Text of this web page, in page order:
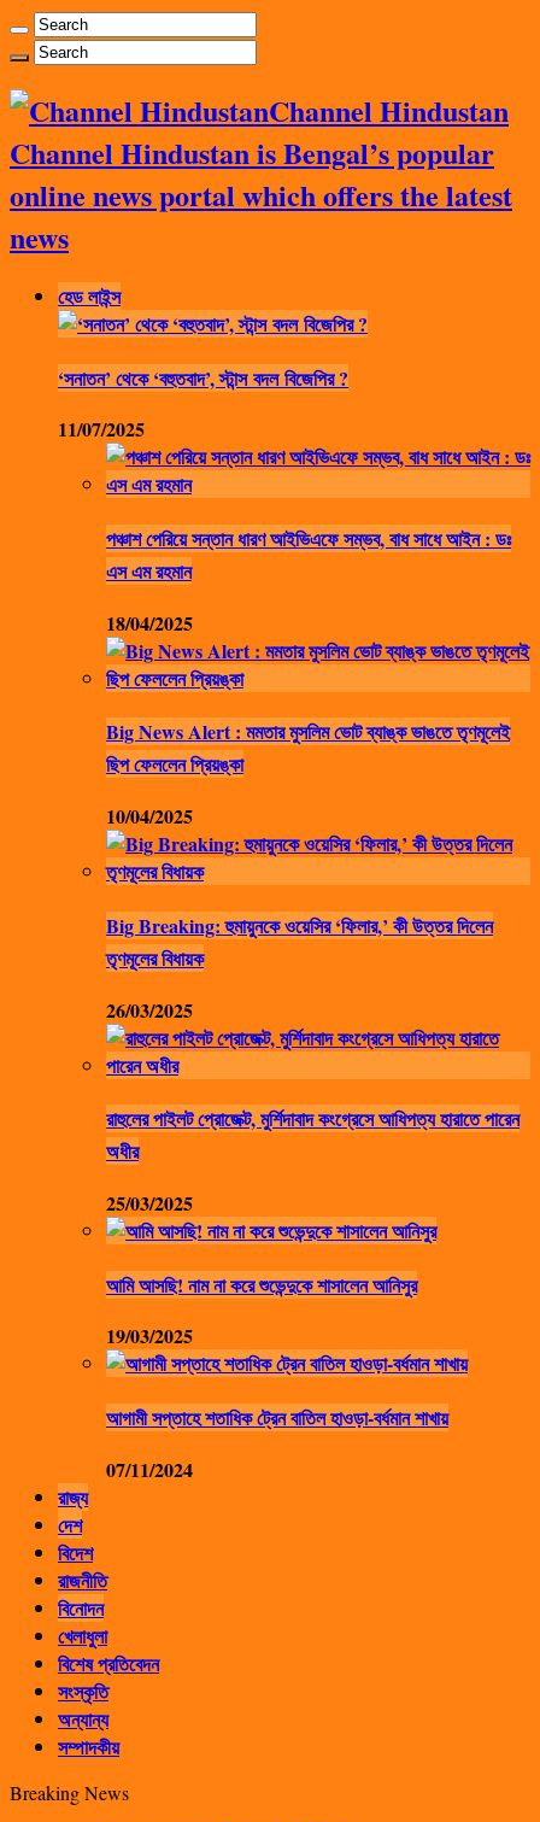
Channel Hindustan
Channel Hindustan is Bengal’s popular
online news portal which offers the latest
news
হেড লাইন্স
‘সনাতন’ থেকে ‘বহুতবাদ’, স্টান্স বদল বিজেপির ?
11/07/2025
পঞ্চাশ পেরিয়ে সন্তান ধারণ আইভিএফে সম্ভব, বাধ সাধে আইন : ডঃ
এস এম রহমান
18/04/2025
Big News Alert : মমতার মুসলিম ভোট ব্যাঙ্ক ভাঙতে তৃণমূলেই
ছিপ ফেললেন প্রিয়ঙ্কা
10/04/2025
Big Breaking: হুমায়ুনকে ওয়েসির ‘ফিলার,’ কী উত্তর দিলেন
তৃণমূলের বিধায়ক
26/03/2025
রাহুলের পাইলট প্রোজেক্ট, মুর্শিদাবাদ কংগ্রেসে আধিপত্য হারাতে পারেন
অধীর
25/03/2025
আমি আসছি! নাম না করে শুভেন্দুকে শাসালেন আনিসুর
19/03/2025
আগামী সপ্তাহে শতাধিক ট্রেন বাতিল হাওড়া-বর্ধমান শাখায়
07/11/2024
রাজ্য
দেশ
বিদেশ
রাজনীতি
বিনোদন
খেলাধুলা
বিশেষ প্রতিবেদন
সংস্কৃতি
অন্যান্য
সম্পাদকীয়
Breaking News